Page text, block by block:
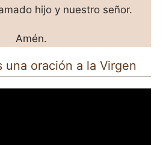
hijo y nuestro señor.
Amén.
una oración a la Virgen